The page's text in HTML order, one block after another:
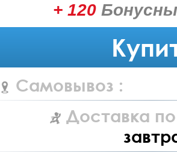
+ 120
Самовывоз :
Доставка